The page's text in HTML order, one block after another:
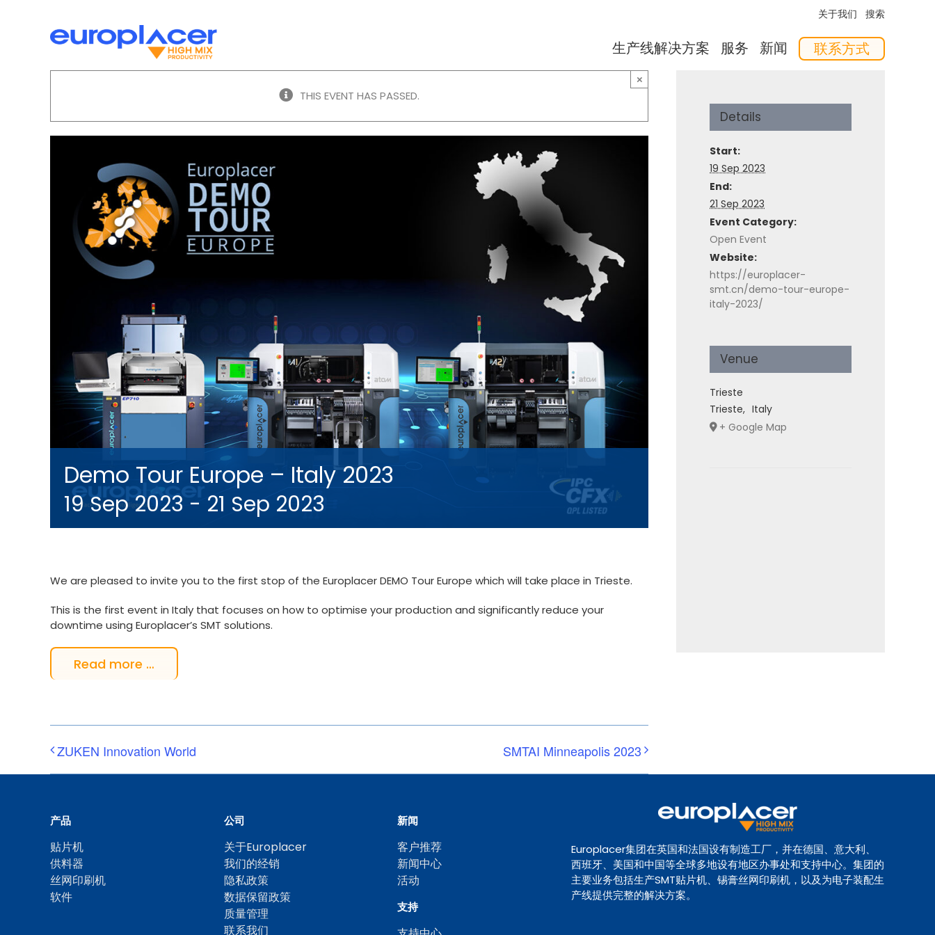
关于我们 搜索
生产线解决方案
贴片机
丝网印刷机 存储设备柜 软件
注意：生产线解决方案产品因国家/地区而异，请与您的代表确认该产品是否在您所在地区有售，或是否有可替代的方案。
服务
客户支持
文件
新闻
新闻
联系方式
THIS EVENT HAS PASSED.
×
Demo Tour Europe – Italy 2023
19 Sep 2023- 21 Sep 2023
We are pleased to invite you to the first stop of the Europlacer DEMO Tour Europe which will take place in Trieste.
This is the first event in Italy that focuses on how to optimise your production and significantly reduce your
downtime using Europlacer’s SMT solutions.
Read more …
ZUKEN Innovation World SMTAI Minneapolis 2023
Details
Start:
19 Sep 2023
End:
21 Sep 2023
Event Category:
Open Event
Website:
https://europlacer-
smt.cn/demo-tour-europe-
italy-2023/
Venue
Trieste
Trieste, Italy
+ Google Map
产品
贴片机
供料器
丝网印刷机
软件
公司
关于Europlacer
我们的经销
隐私政策
数据保留政策
质量管理
联系我们
新闻
客户推荐
新闻中心
活动
支持
Europlacer集团在英国和法国设有制造工厂，并在德国、意大利、
西班牙、美国和中国等全球多地设有地区办事处和支持中心。集团的
主要业务包括生产SMT贴片机、锡膏丝网印刷机，以及为电子装配生
产线提供完整的解决方案。